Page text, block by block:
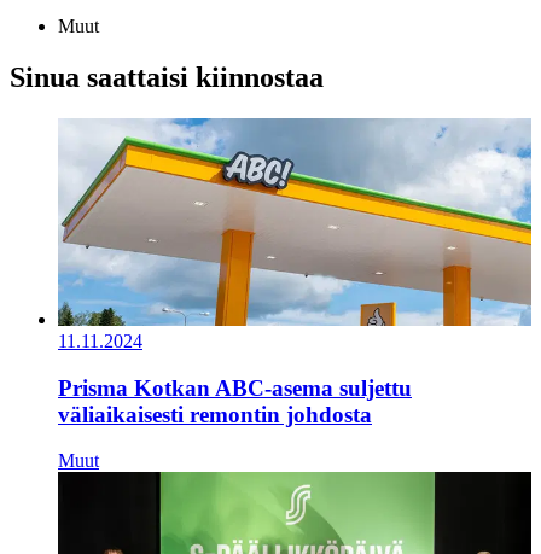
Muut
Sinua saattaisi kiinnostaa
11.11.2024
Prisma Kotkan ABC-asema suljettu
väliaikaisesti remontin johdosta
Muut